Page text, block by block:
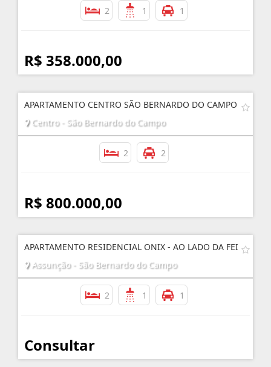
2 1 1
R$ 358.000,00
APARTAMENTO CENTRO SÃO BERNARDO DO CAMPO
Centro - São Bernardo do Campo
2 2
R$ 800.000,00
APARTAMENTO RESIDENCIAL ONIX - AO LADO DA FEI
Assunção - São Bernardo do Campo
2 1 1
Consultar